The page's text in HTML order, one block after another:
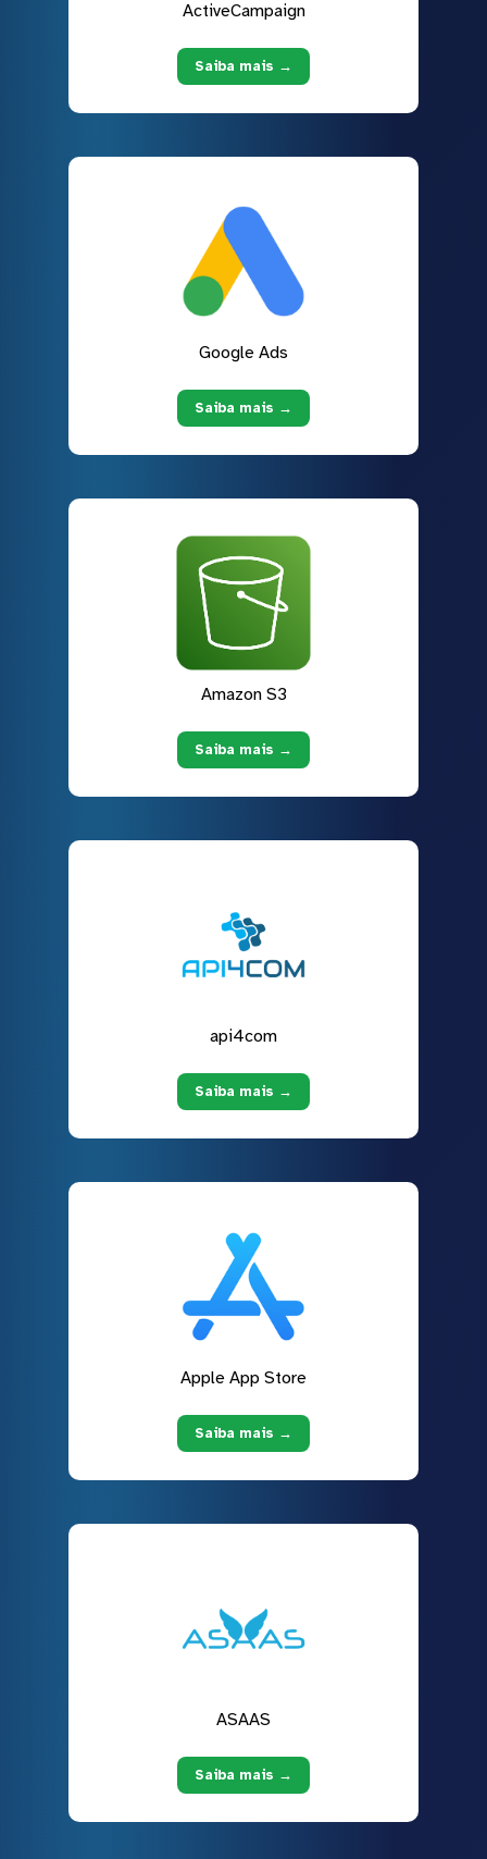
ActiveCampaign
Saiba mais →
Google Ads
Saiba mais →
Amazon S3
Saiba mais →
api4com
Saiba mais →
Apple App Store
Saiba mais →
ASAAS
Saiba mais →